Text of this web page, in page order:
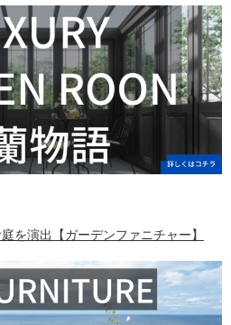
を演出【ガーデンファニチャー】